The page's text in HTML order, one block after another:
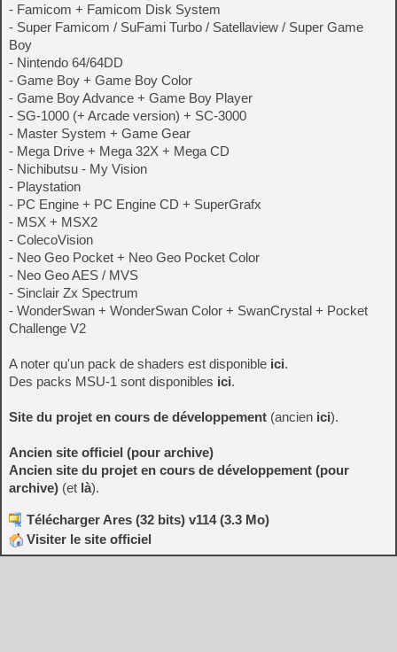
- Famicom + Famicom Disk System
- Super Famicom / SuFami Turbo / Satellaview / Super Game
Boy
- Nintendo 64/64DD
- Game Boy + Game Boy Color
- Game Boy Advance + Game Boy Player
- SG-1000 (+ Arcade version) + SC-3000
- Master System + Game Gear
- Mega Drive + Mega 32X + Mega CD
- Nichibutsu - My Vision
- Playstation
- PC Engine + PC Engine CD + SuperGrafx
- MSX + MSX2
- ColecoVision
- Neo Geo Pocket + Neo Geo Pocket Color
- Neo Geo AES / MVS
- Sinclair Zx Spectrum
- WonderSwan + WonderSwan Color + SwanCrystal + Pocket
Challenge V2
A noter qu'un pack de shaders est disponible ici.
Des packs MSU-1 sont disponibles ici.
Site du projet en cours de développement (ancien ici).
Ancien site officiel (pour archive)
Ancien site du projet en cours de développement (pour
archive) (et là).
Télécharger Ares (32 bits) v114 (3.3 Mo)
Visiter le site officiel